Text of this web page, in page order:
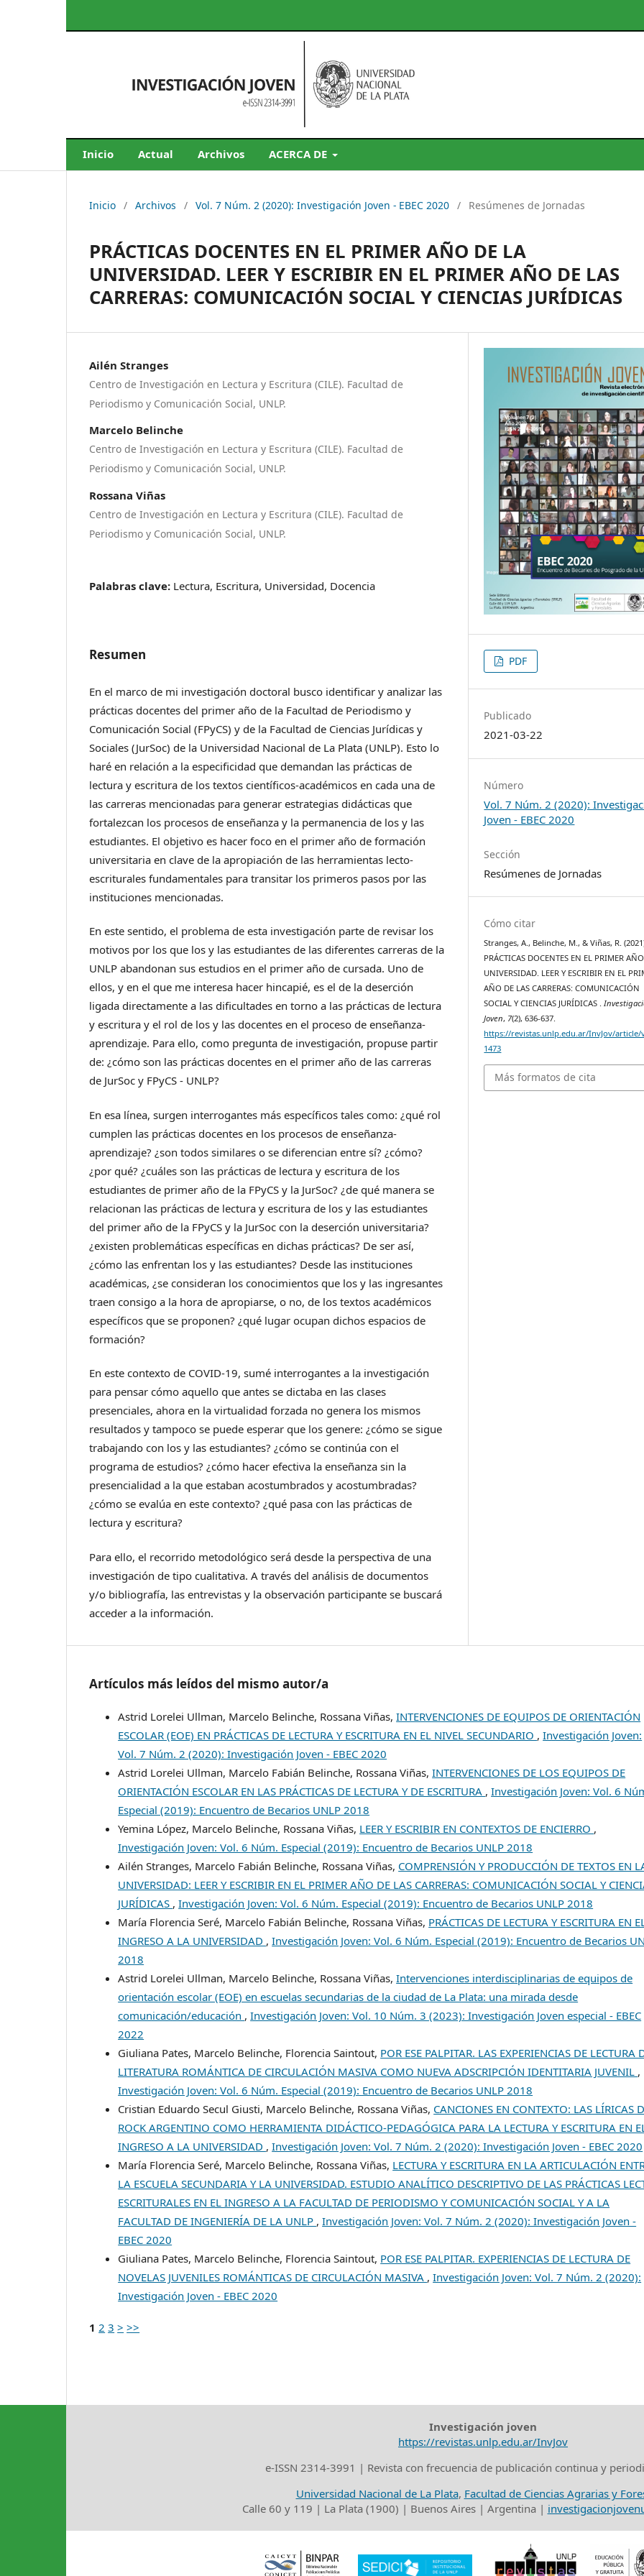
Inicio Actual Archivos ACERCA DE
Inicio / Archivos / Vol. 7 Núm. 2 (2020): Investigación Joven - EBEC 2020 / Resúmenes de Jornadas
PRÁCTICAS DOCENTES EN EL PRIMER AÑO DE LA
UNIVERSIDAD. LEER Y ESCRIBIR EN EL PRIMER AÑO DE LAS
CARRERAS: COMUNICACIÓN SOCIAL Y CIENCIAS JURÍDICAS
Ailén Stranges
Centro de Investigación en Lectura y Escritura (CILE). Facultad de
Periodismo y Comunicación Social, UNLP.
Marcelo Belinche
Centro de Investigación en Lectura y Escritura (CILE). Facultad de
Periodismo y Comunicación Social, UNLP.
Rossana Viñas
Centro de Investigación en Lectura y Escritura (CILE). Facultad de
Periodismo y Comunicación Social, UNLP.
Palabras clave: Lectura, Escritura, Universidad, Docencia
Resumen
En el marco de mi investigación doctoral busco identificar y analizar las
prácticas docentes del primer año de la Facultad de Periodismo y
Comunicación Social (FPyCS) y de la Facultad de Ciencias Jurídicas y
Sociales (JurSoc) de la Universidad Nacional de La Plata (UNLP). Esto lo
haré en relación a la especificidad que demandan las prácticas de
lectura y escritura de los textos científicos-académicos en cada una de
las carreras mencionadas para generar estrategias didácticas que
fortalezcan los procesos de enseñanza y la permanencia de los y las
estudiantes. El objetivo es hacer foco en el primer año de formación
universitaria en clave de la apropiación de las herramientas lecto-
escriturales fundamentales para transitar los primeros pasos por las
instituciones mencionadas.
En este sentido, el problema de esta investigación parte de revisar los
motivos por los que los y las estudiantes de las diferentes carreras de la
UNLP abandonan sus estudios en el primer año de cursada. Uno de
ellos, y en el que me interesa hacer hincapié, es el de la deserción
ligada directamente a las dificultades en torno a las prácticas de lectura
y escritura y el rol de los y las docentes en el proceso de enseñanza-
aprendizaje. Para ello, como pregunta de investigación, propuse partir
de: ¿cómo son las prácticas docentes en el primer año de las carreras
de JurSoc y FPyCS - UNLP?
En esa línea, surgen interrogantes más específicos tales como: ¿qué rol
cumplen las prácticas docentes en los procesos de enseñanza-
aprendizaje? ¿son todos similares o se diferencian entre sí? ¿cómo?
¿por qué? ¿cuáles son las prácticas de lectura y escritura de los
estudiantes de primer año de la FPyCS y la JurSoc? ¿de qué manera se
relacionan las prácticas de lectura y escritura de los y las estudiantes
del primer año de la FPyCS y la JurSoc con la deserción universitaria?
¿existen problemáticas específicas en dichas prácticas? De ser así,
¿cómo las enfrentan los y las estudiantes? Desde las instituciones
académicas, ¿se consideran los conocimientos que los y las ingresantes
traen consigo a la hora de apropiarse, o no, de los textos académicos
específicos que se proponen? ¿qué lugar ocupan dichos espacios de
formación?
En este contexto de COVID-19, sumé interrogantes a la investigación
para pensar cómo aquello que antes se dictaba en las clases
presenciales, ahora en la virtualidad forzada no genera los mismos
resultados y tampoco se puede esperar que los genere: ¿cómo se sigue
trabajando con los y las estudiantes? ¿cómo se continúa con el
programa de estudios? ¿cómo hacer efectiva la enseñanza sin la
presencialidad a la que estaban acostumbrados y acostumbradas?
¿cómo se evalúa en este contexto? ¿qué pasa con las prácticas de
lectura y escritura?
Para ello, el recorrido metodológico será desde la perspectiva de una
investigación de tipo cualitativa. A través del análisis de documentos
y/o bibliografía, las entrevistas y la observación participante se buscará
acceder a la información.
PDF
Publicado
2021-03-22
Número
Vol. 7 Núm. 2 (2020):
Joven - EBEC 2020
Sección
Resúmenes de Jornadas
Cómo citar
Stranges, A., Belinche, M., & Viñas, R.
PRÁCTICAS DOCENTES EN EL PRIMER
UNIVERSIDAD. LEER Y ESCRIBIR EN EL
AÑO DE LAS CARRERAS: COMUNICACIÓN
SOCIAL Y CIENCIAS JURÍDICAS .
Joven, 7(2), 636-637.
https://revistas.unlp.edu.ar/InvJov/article/
1473
Más formatos de cita
Artículos más leídos del mismo autor/a
Astrid Lorelei Ullman, Marcelo Belinche, Rossana Viñas,INTERVENCIONES DE EQUIPOS DE ORIENTACIÓN
ESCOLAR (EOE) EN PRÁCTICAS DE LECTURA Y ESCRITURA EN EL NIVEL SECUNDARIO ,Investigación Joven:
Vol. 7 Núm. 2 (2020): Investigación Joven - EBEC 2020
Astrid Lorelei Ullman, Marcelo Fabián Belinche, Rossana Viñas,INTERVENCIONES DE LOS EQUIPOS DE
ORIENTACIÓN ESCOLAR EN LAS PRÁCTICAS DE LECTURA Y DE ESCRITURA ,Investigación Joven: Vol. 6
Especial (2019): Encuentro de Becarios UNLP 2018
Yemina López, Marcelo Belinche, Rossana Viñas, LEER Y ESCRIBIR EN CONTEXTOS DE ENCIERRO ,
Investigación Joven: Vol. 6 Núm. Especial (2019): Encuentro de Becarios UNLP 2018
Ailén Stranges, Marcelo Fabián Belinche, Rossana Viñas, COMPRENSIÓN Y PRODUCCIÓN DE TEXTOS EN
UNIVERSIDAD: LEER Y ESCRIBIR EN EL PRIMER AÑO DE LAS CARRERAS: COMUNICACIÓN SOCIAL Y
JURÍDICAS ,Investigación Joven: Vol. 6 Núm. Especial (2019): Encuentro de Becarios UNLP 2018
María Florencia Seré, Marcelo Fabián Belinche, Rossana Viñas, PRÁCTICAS DE LECTURA Y ESCRITURA EN
INGRESO A LA UNIVERSIDAD ,Investigación Joven: Vol. 6 Núm. Especial (2019): Encuentro de Becarios
2018
Astrid Lorelei Ullman, Marcelo Belinche, Rossana Viñas,Intervenciones interdisciplinarias de equipos de
orientación escolar (EOE) en escuelas secundarias de la ciudad de La Plata: una mirada desde
comunicación/educación ,Investigación Joven: Vol. 10 Núm. 3 (2023): Investigación Joven especial - EBEC
2022
Giuliana Pates, Marcelo Belinche, Florencia Saintout, POR ESE PALPITAR. LAS EXPERIENCIAS DE LECTURA
LITERATURA ROMÁNTICA DE CIRCULACIÓN MASIVA COMO NUEVA ADSCRIPCIÓN IDENTITARIA JUVENIL ,
Investigación Joven: Vol. 6 Núm. Especial (2019): Encuentro de Becarios UNLP 2018
Cristian Eduardo Secul Giusti, Marcelo Belinche, Rossana Viñas, CANCIONES EN CONTEXTO: LAS LÍRICAS
ROCK ARGENTINO COMO HERRAMIENTA DIDÁCTICO-PEDAGÓGICA PARA LA LECTURA Y ESCRITURA EN
INGRESO A LA UNIVERSIDAD ,Investigación Joven: Vol. 7 Núm. 2 (2020): Investigación Joven - EBEC 2020
María Florencia Seré, Marcelo Belinche, Rossana Viñas, LECTURA Y ESCRITURA EN LA ARTICULACIÓN
LA ESCUELA SECUNDARIA Y LA UNIVERSIDAD. ESTUDIO ANALÍTICO DESCRIPTIVO DE LAS PRÁCTICAS
ESCRITURALES EN EL INGRESO A LA FACULTAD DE PERIODISMO Y COMUNICACIÓN SOCIAL Y A LA
FACULTAD DE INGENIERÍA DE LA UNLP ,Investigación Joven: Vol. 7 Núm. 2 (2020): Investigación Joven -
EBEC 2020
Giuliana Pates, Marcelo Belinche, Florencia Saintout, POR ESE PALPITAR. EXPERIENCIAS DE LECTURA DE
NOVELAS JUVENILES ROMÁNTICAS DE CIRCULACIÓN MASIVA ,Investigación Joven: Vol. 7 Núm. 2 (2020):
Investigación Joven - EBEC 2020
1 2 3 > >>
Investigación joven
https://revistas.unlp.edu.ar/InvJov
e-ISSN 2314-3991 | Revista con frecuencia de publicación continua y
Universidad Nacional de La Plata, Facultad de Ciencias Agrarias y
Calle 60 y 119 | La Plata (1900) | Buenos Aires | Argentina |